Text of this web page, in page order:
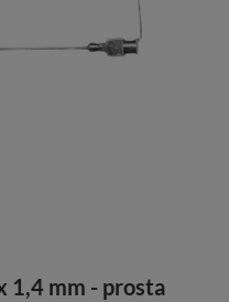
1,4 mm - prosta